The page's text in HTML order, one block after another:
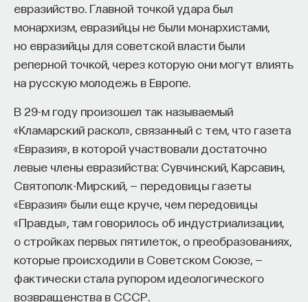
евразийство. Главной точкой удара был
монархизм, евразийцы не были монархистами,
но евразийцы для советской власти были
реперной точкой, через которую они могут влиять
на русскую молодежь в Европе.
В 29-м году произошел так называемый
«Кламарский раскол», связанный с тем, что газета
«Евразия», в которой участвовали достаточно
левые члены евразийства: Сувчинский, Карсавин,
Святополк-Мирский, — передовицы газеты
«Евразия» были еще круче, чем передовицы
«Правды», там говорилось об индустриализации,
о стройках первых пятилеток, о преобразованиях,
которые происходили в Советском Союзе, —
фактически стала рупором идеологического
возвращенства в СССР.
НАД МАТЕРИАЛОМ РАБОТАЛИ
Ивар Максутов
издательского дома "ПостНаука", религиовед
Ульяна Раведовская
Сения Долгачева
редактор ПостНауки
ИСКУССТВЕННЫЙ ИНТЕЛЛЕКТ